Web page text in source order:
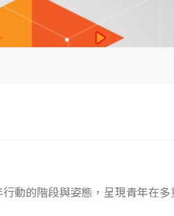
動的階段與姿態，呈現青年在